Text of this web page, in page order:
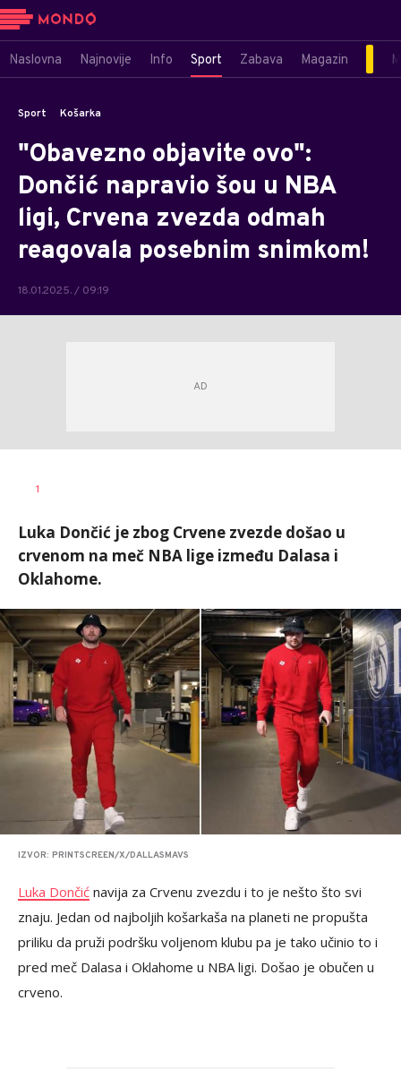
Naslovna Najnovije Info Sport Zabava Magazin
Sport Košarka
"Obavezno objavite ovo":
Dončić napravio šou u NBA
ligi, Crvena zvezda odmah
reagovala posebnim snimkom!
18.01.2025. / 09:19
1
Luka Dončić je zbog Crvene zvezde došao u
crvenom na meč NBA lige između Dalasa i
Oklahome.
IZVOR: PRINTSCREEN/X/DALLASMAVS
Luka Dončić navija za Crvenu zvezdu i to je nešto što svi
znaju. Jedan od najboljih košarkaša na planeti ne propušta
priliku da pruži podršku voljenom klubu pa je tako učinio to i
pred meč Dalasa i Oklahome u NBA ligi. Došao je obučen u
crveno.